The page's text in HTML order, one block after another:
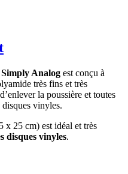
Analog est conçu à
très fins et très
la poussière et toutes
disques vinyles.
x 25 cm) est idéal et très
disques vinyles.